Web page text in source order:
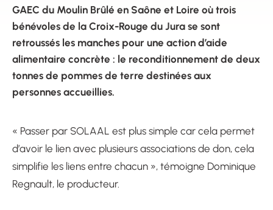
GAEC du Moulin Brûlé en Saône et Loire où trois
bénévoles de la Croix-Rouge du Jura se sont
retroussés les manches pour une action d’aide
alimentaire concrète : le reconditionnement de deux
tonnes de pommes de terre destinées aux
personnes accueillies.
« Passer par SOLAAL est plus simple car cela permet
d’avoir le lien avec plusieurs associations de don, cela
simplifie les liens entre chacun », témoigne Dominique
Regnault, le producteur.